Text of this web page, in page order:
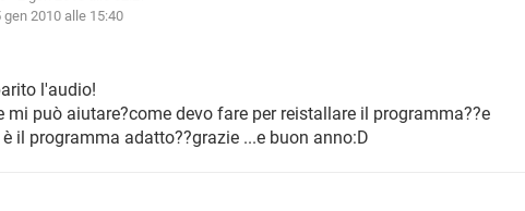
gen 2010 alle 15:40
l'audio!
mi può aiutare?come devo fare per reistallare il programma??e
il programma adatto??grazie ...e buon anno:D